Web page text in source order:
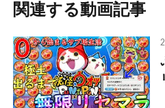
関連する動画記事